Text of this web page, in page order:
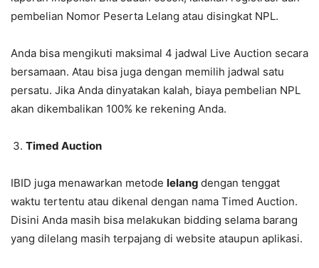
pembelian Nomor Peserta Lelang atau disingkat NPL.
Anda bisa mengikuti maksimal 4 jadwal Live Auction secara
bersamaan. Atau bisa juga dengan memilih jadwal satu
persatu. Jika Anda dinyatakan kalah, biaya pembelian NPL
akan dikembalikan 100% ke rekening Anda.
Timed Auction
IBID juga menawarkan metode lelang dengan tenggat
waktu tertentu atau dikenal dengan nama Timed Auction.
Disini Anda masih bisa melakukan bidding selama barang
yang dilelang masih terpajang di website ataupun aplikasi.